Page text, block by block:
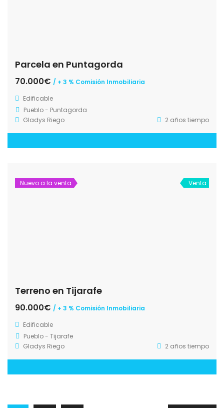
Parcela en Puntagorda
70.000€ / + 3 % Comisión Inmobiliaria
Edificable
Pueblo - Puntagorda
Gladys Riego
2 años tiempo
Nuevo a la venta Venta
Terreno en Tijarafe
90.000€ / + 3 % Comisión Inmobiliaria
Edificable
Pueblo - Tijarafe
Gladys Riego
2 años tiempo